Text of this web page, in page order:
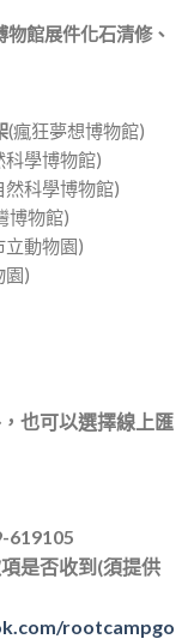
館展件化石清修、
(瘋狂夢想博物館)
科學博物館)
然科學博物館)
博物館)
立動物園)
園)
也可以選擇線上匯
619105
是否收到(須提供
rootcampgo